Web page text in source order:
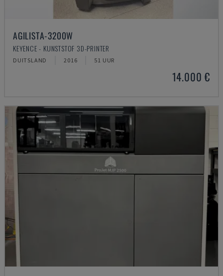
AGILISTA-3200W
KEYENCE - KUNSTSTOF 3D-PRINTER
DUITSLAND 2016 51 UUR
14.000 €